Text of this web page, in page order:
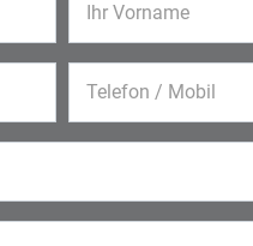
Ihr Vorname
Telefon / Mobil